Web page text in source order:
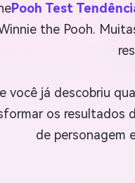
Pooh Test
the Pooh.
você já descobriu
os resultados
de personagem